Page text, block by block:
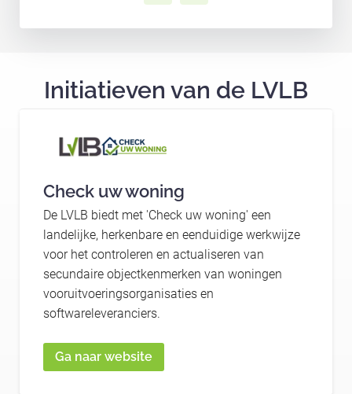
Initiatieven van de LVLB
Check uw woning
De LVLB biedt met 'Check uw woning' een
landelijke, herkenbare en eenduidige werkwijze
voor het controleren en actualiseren van
secundaire objectkenmerken van woningen
vooruitvoeringsorganisaties en
softwareleveranciers.
Ga naar website